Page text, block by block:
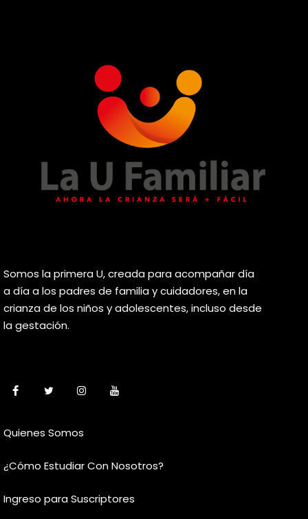
Somos la primera U, creada para acompañar día
a día a los padres de familia y cuidadores, en la
crianza de los niños y adolescentes, incluso desde
la gestación.
Quienes Somos
¿Cómo Estudiar Con Nosotros?
Ingreso para Suscriptores